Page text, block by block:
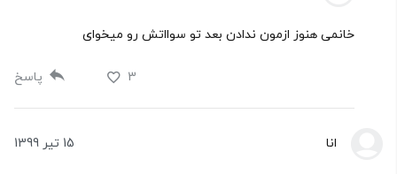
خانمی هنوز ازمون ندادن بعد تو سوااتش رو میخوای
3 پاسخ
انا 15 تیر 1399